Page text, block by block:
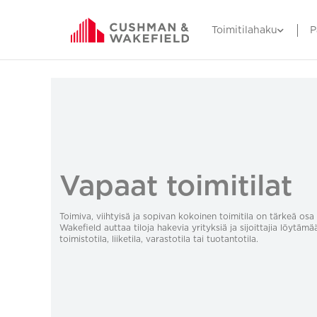
Toimitilahaku
Vapaat toimitilat
Toimiva, viihtyisä ja sopivan kokoinen toimitila on tärkeä osa
Wakefield auttaa tiloja hakevia yrityksiä ja sijoittajia
toimistotila, liiketila, varastotila tai tuotantotila.